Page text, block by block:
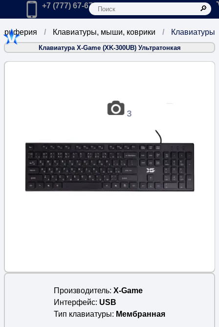
Главная
Позвонить в компанию по телефону:
+7 (777) 67-67-666
Клавиатуры
Клавиатуры, мыши, коврики
Клавиатура X-Game (XK-300UB) Ультратонкая
Производитель X-Game
Интерфейс USB
Тип клавиатуры
Мембранная